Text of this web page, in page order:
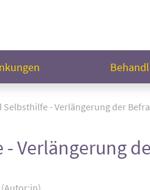
Selbsthilfe - Verlängerung der
- Verlängerung
(Autor:in)